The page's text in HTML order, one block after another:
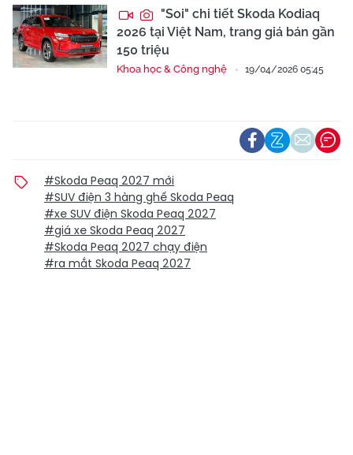
"Soi" chi tiết Skoda Kodiaq
2026 tại Việt Nam, trang giá bán gần
150 triệu
Khoa học & Công nghệ 19/04/2026 05:45
#Skoda Peaq 2027 mới
#SUV điện 3 hàng ghế Skoda Peaq
#xe SUV điện Skoda Peaq 2027
#giá xe Skoda Peaq 2027
#Skoda Peaq 2027 chạy điện
#ra mắt Skoda Peaq 2027